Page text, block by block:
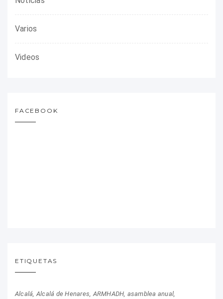
Varios
Videos
FACEBOOK
ETIQUETAS
Alcalá Alcalá de Henares ARMHADH asamblea anual